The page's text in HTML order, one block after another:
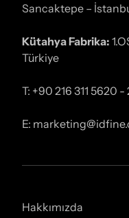
Sancaktepe –
Kütahya Fabrika:
Türkiye
T: +90 216 311 5620 -
E:
Hakkımızda